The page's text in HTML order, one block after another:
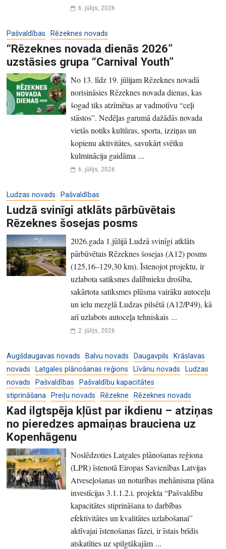
6. jūlijs, 2026
Pašvaldības Rēzeknes novads
“Rēzeknes novada dienās 2026”
uzstāsies grupa “Carnival Youth”
No 13. līdz 19. jūlijam Rēzeknes novadā
norisināsies Rēzeknes novada dienas, kas
šogad tiks atzīmētas ar vadmotīvu “ceļi
stāstos”. Nedēļas garumā dažādās novada
vietās notiks kultūras, sporta, izziņas un
kopienu aktivitātes, savukārt svētku
kulminācija gaidāma ...
6. jūlijs, 2026
Ludzas novads Pašvaldības
Ludzā svinīgi atklāts pārbūvētais
Rēzeknes šosejas posms
2026.gada 1.jūlijā Ludzā svinīgi atklāts
pārbūvētais Rēzeknes šosejas (A12) posms
(125,16–129,30 km). Īstenojot projektu, ir
uzlabota satiksmes dalībnieku drošība,
sakārtota satiksmes plūsma vairāku autoceļu
un ielu mezglā Ludzas pilsētā (A12/P49), kā
arī uzlabots autoceļa tehniskais ...
2. jūlijs, 2026
Augšdaugavas novads Balvu novads Daugavpils
Krāslavas
novads
Latgales plānošanas reģions Līvānu novads
Ludzas
novads
Pašvaldības
Pašvaldību kapacitātes
stiprināšana
Preiļu novads Rēzekne Rēzeknes novads
Kad ilgtspēja kļūst par ikdienu – atziņas
no pieredzes apmaiņas brauciena uz
Kopenhāgenu
Noslēdzoties Latgales plānošanas reģiona
(LPR) īstenotā Eiropas Savienības Latvijas
Atveseļošanas un noturības mehānisma plāna
investīcijas 3.1.1.2.i. projekta “Pašvaldību
kapacitātes stiprināšana to darbības
efektivitātes un kvalitātes uzlabošanai”
aktīvajai īstenošanas fāzei, ir īstais brīdis
atskatīties uz spilgtākajām ...